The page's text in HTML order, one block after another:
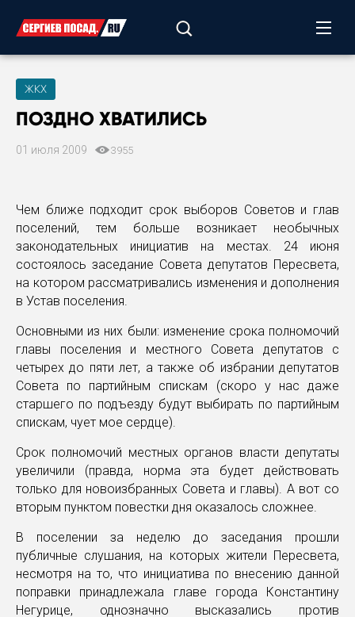
ЖКХ
ПОЗДНО ХВАТИЛИСЬ
01 июля 2009 3955
Чем ближе подходит срок выборов Советов и глав
поселений, тем больше возникает необычных
законодательных инициатив на местах. 24 июня
состоялось заседание Совета депутатов Пересвета,
на котором рассматривались изменения и дополнения
в Устав поселения.
Основными из них были: изменение срока полномочий
главы поселения и местного Совета депутатов с
четырех до пяти лет, а также об избрании депутатов
Совета по партийным спискам (скоро у нас даже
старшего по подъезду будут выбирать по партийным
спискам, чует мое сердце).
Срок полномочий местных органов власти депутаты
увеличили (правда, норма эта будет действовать
только для новоизбранных Совета и главы). А вот со
вторым пунктом повестки дня оказалось сложнее.
В поселении за неделю до заседания прошли
публичные слушания, на которых жители Пересвета,
несмотря на то, что инициатива по внесению данной
поправки принадлежала главе города Константину
Негурице, однозначно высказались против